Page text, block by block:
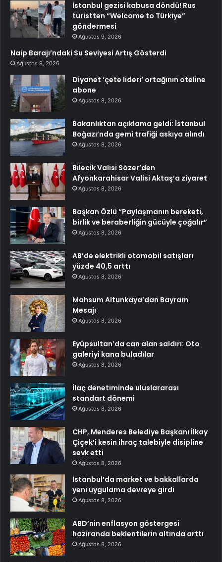
İstanbul gezisi kabusa döndü! Rus
turistten “Welcome to Türkiye”
göndermesi
Ağustos 9, 2026
Naip Barajı’ndaki Su Seviyesi Artış Gösterdi
Ağustos 9, 2026
Diyanet ‘çete lideri’ ortağının oteline
abone
Ağustos 8, 2026
Bakanlıktan açıklama geldi: İstanbul
Boğazı’nda gemi trafiği askıya alındı
Ağustos 8, 2026
Bilecik Valisi Sözer’den
Afyonkarahisar Valisi Aktaş’a ziyaret
Ağustos 8, 2026
Başkan Özlü “Paylaşmanın bereketi,
birlik ve beraberliğin gücüyle çoğalır”
Ağustos 8, 2026
AB’de elektrikli otomobil satışları
yüzde 40,5 arttı
Ağustos 8, 2026
Mahsum Altunkaya’dan Bayram
Mesajı
Ağustos 8, 2026
Eyüpsultan’da can alan saldırı: Oto
galeriyi kana buladılar
Ağustos 8, 2026
İlaç denetiminde uluslararası
standart dönemi
Ağustos 8, 2026
CHP, Menderes Belediye Başkanı İlkay
Çiçek’i kesin ihraç talebiyle disipline
sevk etti
Ağustos 8, 2026
İstanbul’da market ve bakkallarda
yeni uygulama devreye girdi
Ağustos 8, 2026
ABD’nin enflasyon göstergesi
haziranda beklentilerin altında arttı
Ağustos 8, 2026